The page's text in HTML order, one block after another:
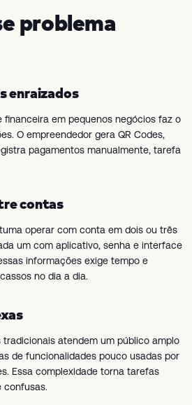
problema
enraizados
financeira em pequenos negócios faz o
O empreendedor gera QR Codes,
pagamentos manualmente, tarefa
contas
operar com conta em dois ou três
um com aplicativo, senha e interface
informações exige tempo e
no dia a dia.
atendem um público amplo
de funcionalidades pouco usadas por
Essa complexidade torna tarefas
confusas.